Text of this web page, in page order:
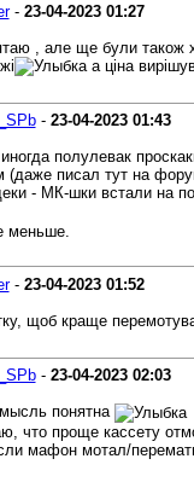
- 23-04-2023 01:27
, але ще були також
а ціна
- 23-04-2023 01:43
полулевак
писал тут на
- МК-шки встали на
меньше.
- 23-04-2023 01:52
щоб краще
- 23-04-2023 02:03
понятна
что проще кассету
мафон мотал/